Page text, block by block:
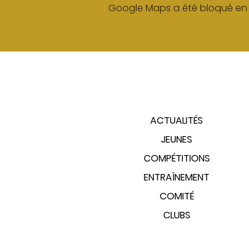
Google Maps a été bloqué
ACTUALITÉS
JEUNES
COMPÉTITIONS
ENTRAÎNEMENT
COMITÉ
CLUBS